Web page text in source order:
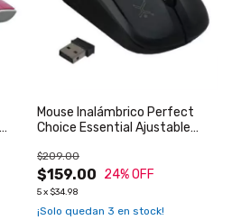
Mouse Inalámbrico Perfect
Choice Essential Ajustable
Negro
$159.00
$209.00
24% OFF
5x $34.98
¡Solo quedan 3 en stock!